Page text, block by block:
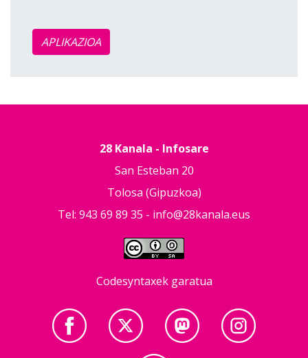
APLIKAZIOA
28 Kanala - Infosare
San Esteban 20
Tolosa (Gipuzkoa)
Tel: 943 69 89 35 - info@28kanala.eus
Codesyntaxek garatua